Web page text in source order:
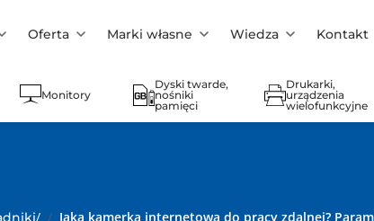
Oferta Marki własne Wiedza Kontakt
Monitory
Dyski twarde,
nośniki
pamięci
Drukarki,
urządzenia
wielofunkcyjne
/ Jaka kamerka internetowa do pracy zdalnej?